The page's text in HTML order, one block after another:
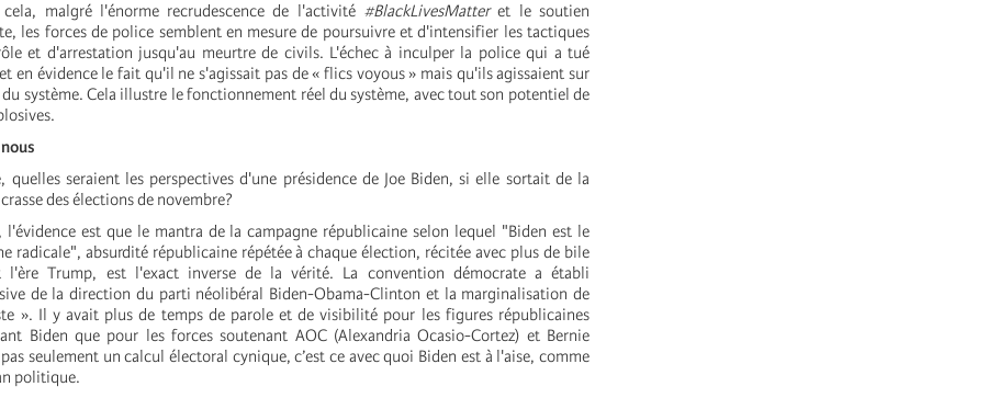
malgré l'énorme recrudescence de l'activité #BlackLivesMatteret le soutien
les forces de police semblent en mesure de poursuivre et d'intensifier les tactiques
et d'arrestation jusqu'au meurtre de civils. L'échec à inculper la police qui a tué
en évidence le fait qu'il ne s'agissait pas de « flics voyous » mais qu'ils agissaient sur
du système. Cela illustre le fonctionnement réel du système, avec tout son potentiel de
quelles seraient les perspectives d'une présidence de Joe Biden, si elle sortait de la
des élections de novembre?
l'évidence est que le mantra de la campagne républicaine selon lequel "Biden est le
radicale", absurdité républicaine répétée à chaque élection, récitée avec plus de bile
l'ère Trump, est l'exact inverse de la vérité. La convention démocrate a établi
de la direction du parti néolibéral Biden-Obama-Clinton et la marginalisation de
». Il y avait plus de temps de parole et de visibilité pour les figures républicaines
Biden que pour les forces soutenant AOC (Alexandria Ocasio-Cortez) et Bernie
seulement un calcul électoral cynique, c’est ce avec quoi Biden est à l'aise, comme
politique.